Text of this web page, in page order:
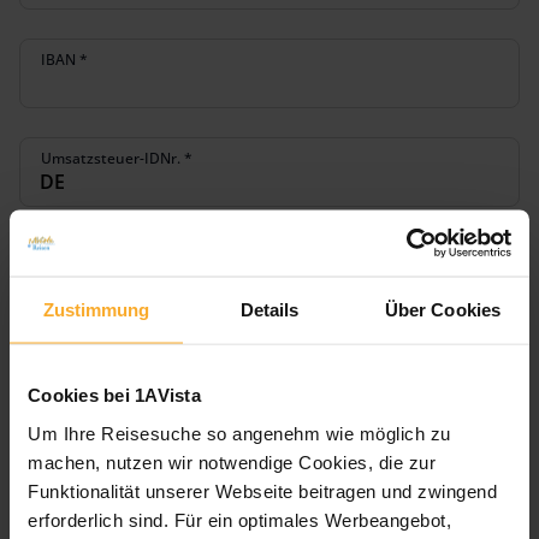
Zustimmung Details Über Cookies
Cookies bei 1AVista
Um Ihre Reisesuche so angenehm wie möglich zu
machen, nutzen wir notwendige Cookies, die zur
Funktionalität unserer Webseite beitragen und zwingend
erforderlich sind. Für ein optimales Werbeangebot,
IBAN *
Umsatzsteuer-IDNr. *
Bereits vermittelte Buchungen können mit Komma (,) getrennt hier
Weitere Buchungssysteme
Amadeus / TOMA
Jackplus / MyJack
Traffics
Cruiseportal